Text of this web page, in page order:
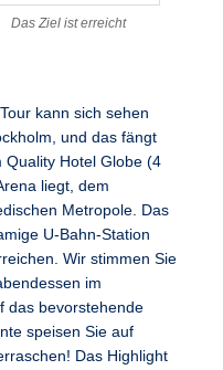
Das Ziel ist erreicht
kann sich sehen
und das fängt
Quality Hotel Globe (4
liegt, dem
Metropole. Das
U-Bahn-Station
Wir stimmen Sie
im
das bevorstehende
speisen Sie auf
Das Highlight